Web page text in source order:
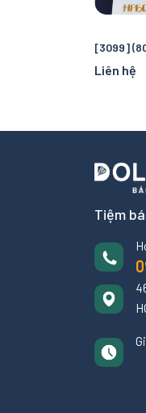
Liên hệ
Tiệm